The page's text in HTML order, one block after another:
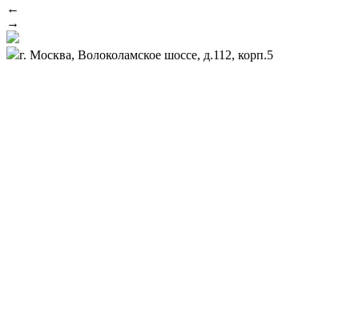
←
→
г. Москва, Волоколамское шоссе, д.112, корп.5